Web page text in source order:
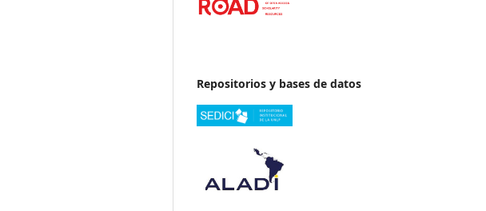
Repositorios y bases de datos